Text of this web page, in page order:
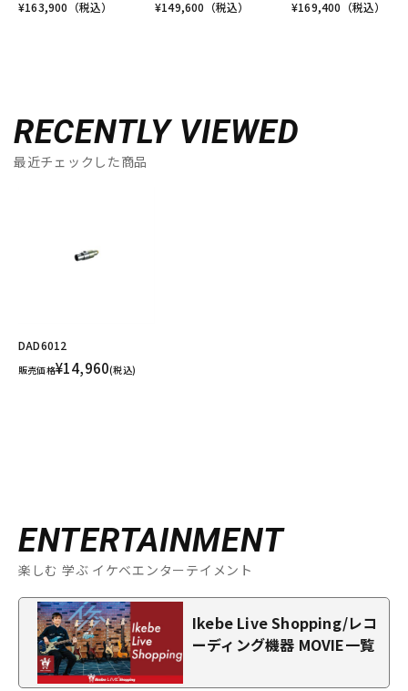
¥163,900 （税込） ¥149,600 （税込） ¥169,400 （税込）
RECENTLY VIEWED
最近チェックした商品
DAD6012
販売価格¥14,960(税込)
ENTERTAINMENT
楽しむ 学ぶ イケベエンターテイメント
Ikebe Live Shopping/レコ
ーディング機器 MOVIE一覧